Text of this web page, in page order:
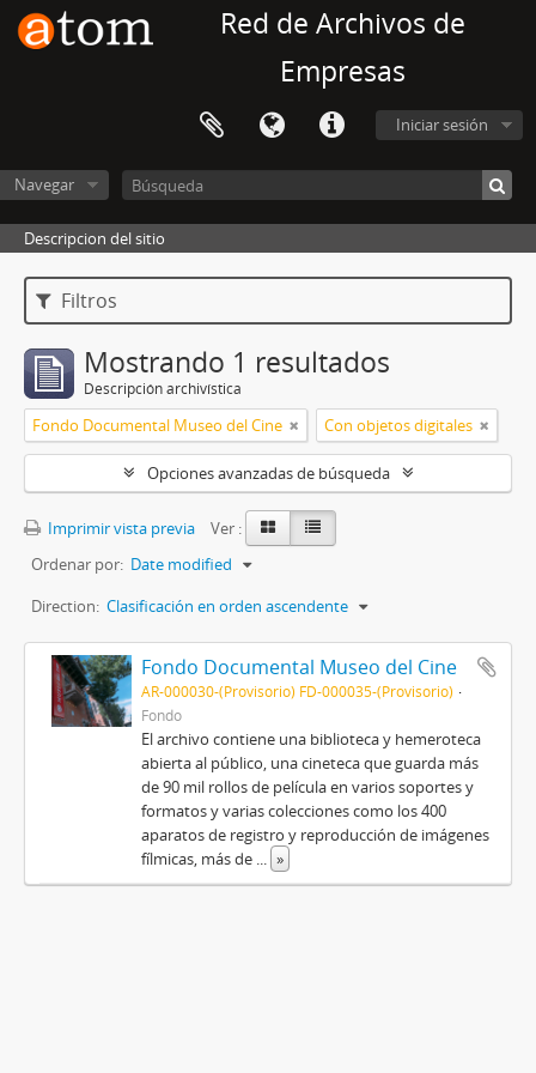
Red de Archivos de
Empresas
Iniciar sesión
Navegar
Descripcion del sitio
Filtros
Mostrando 1 resultados
Descripción archivística
Fondo Documental Museo del Cine Con objetos digitales
Opciones avanzadas de búsqueda
Imprimir vista previa
Ver :
Ordenar por: Date modified
Direction: Clasificación en orden ascendente
Fondo Documental Museo del Cine
AR-000030-(Provisorio) FD-000035-(Provisorio)
Fondo
El archivo contiene una biblioteca y hemeroteca
abierta al público, una cineteca que guarda más
de 90 mil rollos de película en varios soportes y
formatos y varias colecciones como los 400
aparatos de registro y reproducción de imágenes
fílmicas, más de ... »